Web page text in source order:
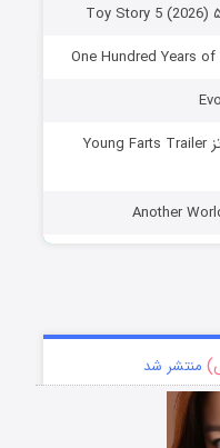
دانلود مستند قطعات تریلر یانگ فارتز Young Farts Trailer
منتشر شد